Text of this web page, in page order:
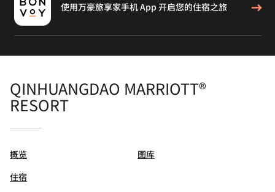
使用万豪旅享家手机 App 开启您的住宿之旅
QINHUANGDAO MARRIOTT®
RESORT
概览
住宿
图库